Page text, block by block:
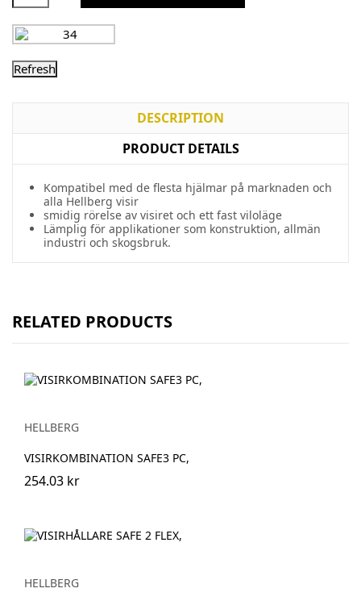
DESCRIPTION
PRODUCT DETAILS
Kompatibel med de flesta hjälmar på marknaden och
alla Hellberg visir
smidig rörelse av visiret och ett fast viloläge
Lämplig för applikationer som konstruktion, allmän
industri och skogsbruk.
RELATED PRODUCTS
HELLBERG
VISIRKOMBINATION SAFE3 PC,
254.03 kr
HELLBERG